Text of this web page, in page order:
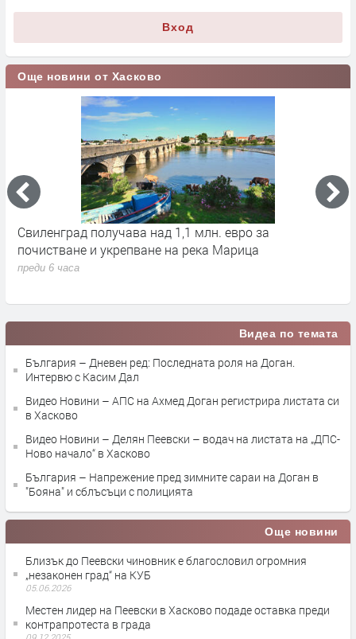
Вход
Още новини от Хасково
Свиленград получава над 1,1 млн. евро за
почистване и укрепване на река Марица
преди 6 часа
Видеа по темата
България – Дневен ред: Последната роля на Доган.
Интервю с Касим Дал
Видео Новини – АПС на Ахмед Доган регистрира листата си
в Хасково
Видео Новини – Делян Пеевски – водач на листата на „ДПС-
Ново начало“ в Хасково
България – Напрежение пред зимните сараи на Доган в
"Бояна" и сблъсъци с полицията
Още новини
Близък до Пеевски чиновник е благословил огромния
„незаконен град“ на КУБ
05.06.2026
Местен лидер на Пеевски в Хасково подаде оставка преди
контрапротеста в града